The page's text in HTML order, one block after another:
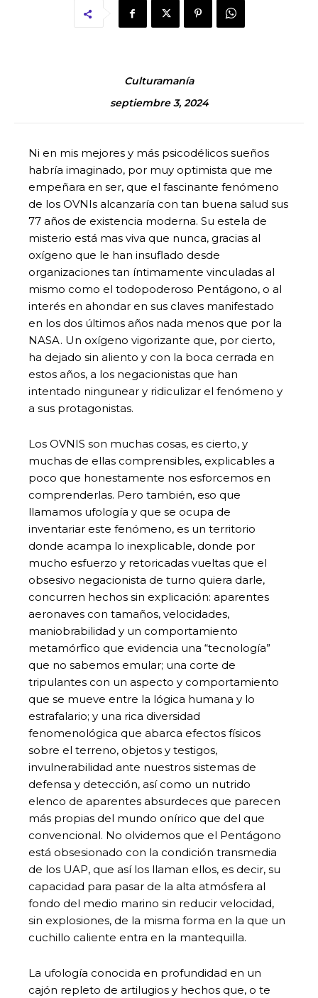
Culturamanía
septiembre 3, 2024
Ni en mis mejores y más psicodélicos sueños
habría imaginado, por muy optimista que me
empeñara en ser, que el fascinante fenómeno
de los OVNIs alcanzaría con tan buena salud sus
77 años de existencia moderna. Su estela de
misterio está mas viva que nunca, gracias al
oxígeno que le han insuflado desde
organizaciones tan íntimamente vinculadas al
mismo como el todopoderoso Pentágono, o al
interés en ahondar en sus claves manifestado
en los dos últimos años nada menos que por la
NASA. Un oxígeno vigorizante que, por cierto,
ha dejado sin aliento y con la boca cerrada en
estos años, a los negacionistas que han
intentado ningunear y ridiculizar el fenómeno y
a sus protagonistas.
Los OVNIS son muchas cosas, es cierto, y
muchas de ellas comprensibles, explicables a
poco que honestamente nos esforcemos en
comprenderlas. Pero también, eso que
llamamos ufología y que se ocupa de
inventariar este fenómeno, es un territorio
donde acampa lo inexplicable, donde por
mucho esfuerzo y retoricadas vueltas que el
obsesivo negacionista de turno quiera darle,
concurren hechos sin explicación: aparentes
aeronaves con tamaños, velocidades,
maniobrabilidad y un comportamiento
metamórfico que evidencia una “tecnología”
que no sabemos emular; una corte de
tripulantes con un aspecto y comportamiento
que se mueve entre la lógica humana y lo
estrafalario; y una rica diversidad
fenomenológica que abarca efectos físicos
sobre el terreno, objetos y testigos,
invulnerabilidad ante nuestros sistemas de
defensa y detección, así como un nutrido
elenco de aparentes absurdeces que parecen
más propias del mundo onírico que del que
convencional. No olvidemos que el Pentágono
está obsesionado con la condición transmedia
de los UAP, que así los llaman ellos, es decir, su
capacidad para pasar de la alta atmósfera al
fondo del medio marino sin reducir velocidad,
sin explosiones, de la misma forma en la que un
cuchillo caliente entra en la mantequilla.
La ufología conocida en profundidad en un
cajón repleto de artilugios y hechos que, o te